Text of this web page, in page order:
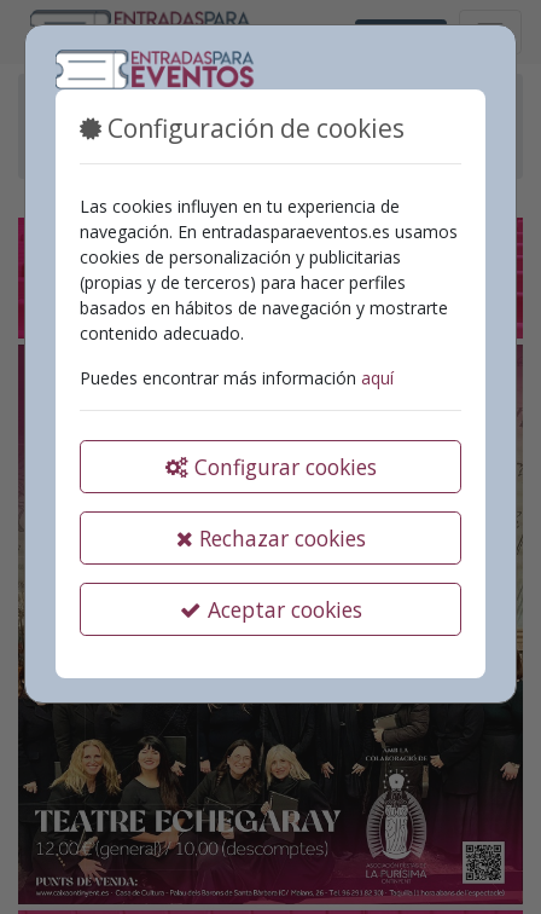
Configuración de cookies
Las cookies influyen en tu experiencia de
navegación. En entradasparaeventos.es usamos
cookies de personalización y publicitarias
(propias y de terceros) para hacer perfiles
basados en hábitos de navegación y mostrarte
contenido adecuado.
Puedes encontrar más información aquí
Configurar cookies
Rechazar cookies
Aceptar cookies
Valencià
Concert 300 aniversari composició Motets de la
Purissima amb la Coral Catedralicia de València